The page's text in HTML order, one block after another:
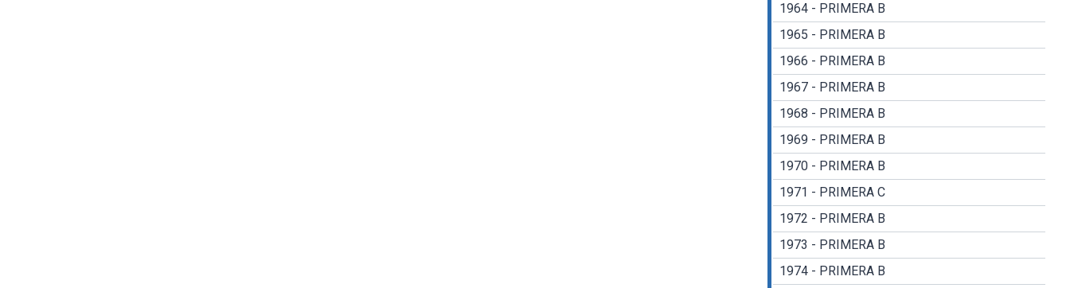
1964 - PRIMERA B
1965 - PRIMERA B
1966 - PRIMERA B
1967 - PRIMERA B
1968 - PRIMERA B
1969 - PRIMERA B
1970 - PRIMERA B
1971 - PRIMERA C
1972 - PRIMERA B
1973 - PRIMERA B
1974 - PRIMERA B